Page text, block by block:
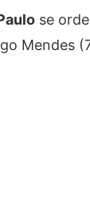
se
Mendes